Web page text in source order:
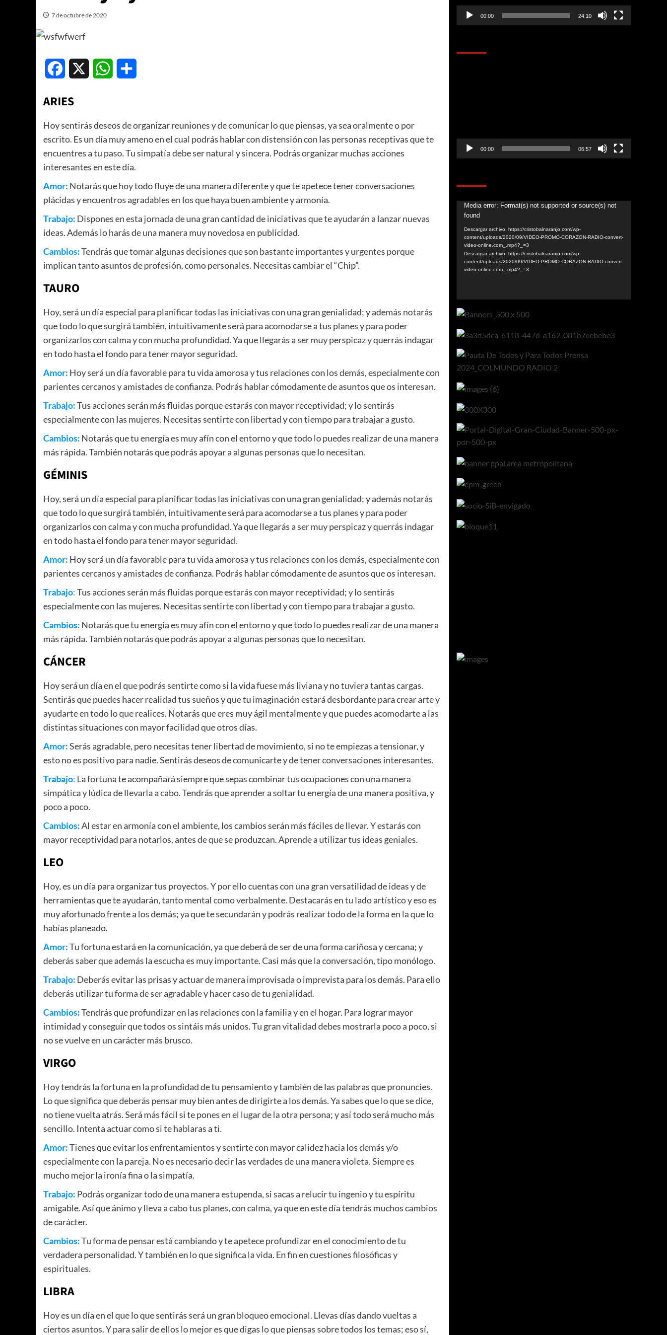
7 de octubre de 2020
Facebook WhatsApp
ARIES
Hoy sentirás deseos de organizar reuniones y de comunicar lo que piensas, ya sea oralmente o por
escrito. Es un día muy ameno en el cual podrás hablar con distensión con las personas receptivas que te
encuentres a tu paso. Tu simpatía debe ser natural y sincera. Podrás organizar muchas acciones
interesantes en este día.
Amor: Notarás que hoy todo fluye de una manera diferente y que te apetece tener conversaciones
plácidas y encuentros agradables en los que haya buen ambiente y armonía.
Trabajo: Dispones en esta jornada de una gran cantidad de iniciativas que te ayudarán a lanzar nuevas
ideas. Además lo harás de una manera muy novedosa en publicidad.
Cambios:Tendrás que tomar algunas decisiones que son bastante importantes y urgentes porque
implican tanto asuntos de profesión, como personales. Necesitas cambiar el “Chip”.
TAURO
Hoy, será un día especial para planificar todas las iniciativas con una gran genialidad; y además notarás
que todo lo que surgirá también, intuitivamente será para acomodarse a tus planes y para poder
organizarlos con calma y con mucha profundidad. Ya que llegarás a ser muy perspicaz y querrás indagar
en todo hasta el fondo para tener mayor seguridad.
Amor: Hoy será un día favorable para tu vida amorosa y tus relaciones con los demás, especialmente con
parientes cercanos y amistades de confianza. Podrás hablar cómodamente de asuntos que os interesan.
Trabajo:Tus acciones serán más fluidas porque estarás con mayor receptividad; y lo sentirás
especialmente con las mujeres. Necesitas sentirte con libertad y con tiempo para trabajar a gusto.
Cambios: Notarás que tu energía es muy afín con el entorno y que todo lo puedes realizar de una manera
más rápida. También notarás que podrás apoyar a algunas personas que lo necesitan.
GÉMINIS
Hoy, será un día especial para planificar todas las iniciativas con una gran genialidad; y además notarás
que todo lo que surgirá también, intuitivamente será para acomodarse a tus planes y para poder
organizarlos con calma y con mucha profundidad. Ya que llegarás a ser muy perspicaz y querrás indagar
en todo hasta el fondo para tener mayor seguridad.
Amor: Hoy será un día favorable para tu vida amorosa y tus relaciones con los demás, especialmente con
parientes cercanos y amistades de confianza. Podrás hablar cómodamente de asuntos que os interesan.
Trabajo:Tus acciones serán más fluidas porque estarás con mayor receptividad; y lo sentirás
especialmente con las mujeres. Necesitas sentirte con libertad y con tiempo para trabajar a gusto.
Cambios: Notarás que tu energía es muy afín con el entorno y que todo lo puedes realizar de una manera
más rápida. También notarás que podrás apoyar a algunas personas que lo necesitan.
CÁNCER
Hoy será un día en el que podrás sentirte como si la vida fuese más liviana y no tuviera tantas cargas.
Sentirás que puedes hacer realidad tus sueños y que tu imaginación estará desbordante para crear arte y
ayudarte en todo lo que realices. Notarás que eres muy ágil mentalmente y que puedes acomodarte a las
distintas situaciones con mayor facilidad que otros días.
Amor:Serás agradable, pero necesitas tener libertad de movimiento, si no te empiezas a tensionar, y
esto no es positivo para nadie. Sentirás deseos de comunicarte y de tener conversaciones interesantes.
Trabajo: La fortuna te acompañará siempre que sepas combinar tus ocupaciones con una manera
simpática y lúdica de llevarla a cabo. Tendrás que aprender a soltar tu energía de una manera positiva, y
poco a poco.
Cambios:Al estar en armonía con el ambiente, los cambios serán más fáciles de llevar. Y estarás con
mayor receptividad para notarlos, antes de que se produzcan. Aprende a utilizar tus ideas geniales.
LEO
Hoy, es un día para organizar tus proyectos. Y por ello cuentas con una gran versatilidad de ideas y de
herramientas que te ayudarán, tanto mental como verbalmente. Destacarás en tu lado artístico y eso es
muy afortunado frente a los demás; ya que te secundarán y podrás realizar todo de la forma en la que lo
habías planeado.
Amor:Tu fortuna estará en la comunicación, ya que deberá de ser de una forma cariñosa y cercana; y
deberás saber que además la escucha es muy importante. Casi más que la conversación, tipo monólogo.
Trabajo: Deberás evitar las prisas y actuar de manera improvisada o imprevista para los demás. Para ello
deberás utilizar tu forma de ser agradable y hacer caso de tu genialidad.
Cambios:Tendrás que profundizar en las relaciones con la familia y en el hogar. Para lograr mayor
intimidad y conseguir que todos os sintáis más unidos. Tu gran vitalidad debes mostrarla poco a poco, si
no se vuelve en un carácter más brusco.
VIRGO
Hoy tendrás la fortuna en la profundidad de tu pensamiento y también de las palabras que pronuncies.
Lo que significa que deberás pensar muy bien antes de dirigirte a los demás. Ya sabes que lo que se dice,
no tiene vuelta atrás. Será más fácil si te pones en el lugar de la otra persona; y así todo será mucho más
sencillo. Intenta actuar como si te hablaras a ti.
Amor:Tienes que evitar los enfrentamientos y sentirte con mayor calidez hacia los demás y/o
especialmente con la pareja. No es necesario decir las verdades de una manera violeta. Siempre es
mucho mejor la ironía fina o la simpatía.
Trabajo: Podrás organizar todo de una manera estupenda, si sacas a relucir tu ingenio y tu espíritu
amigable. Así que ánimo y lleva a cabo tus planes, con calma, ya que en este día tendrás muchos cambios
de carácter.
Cambios:Tu forma de pensar está cambiando y te apetece profundizar en el conocimiento de tu
verdadera personalidad. Y también en lo que significa la vida. En fin en cuestiones filosóficas y
espirituales.
LIBRA
Hoy es un día en el que lo que sentirás será un gran bloqueo emocional. Llevas días dando vueltas a
ciertos asuntos. Y para salir de ellos lo mejor es que digas lo que piensas sobre todos los temas; eso sí,
00:00 24:10
00:00 06:57
Reproductor
vídeo
Media error: Format(s) not supported or source(s) not
found
Descargar archivo: https://cristobalnaranjo.com/wp-
content/uploads/2020/09/VIDEO-PROMO-CORAZON-RADIO-convert-
video-online.com_.mp4?_=3
Descargar archivo: https://cristobalnaranjo.com/wp-
content/uploads/2020/09/VIDEO-PROMO-CORAZON-RADIO-convert-
video-online.com_.mp4?_=3